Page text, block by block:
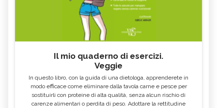
Il mio quaderno di esercizi.
Veggie
In questo libro, con la guida di una dietologa, apprenderete in
modo efficace come eliminare dalla tavola carne e pesce per
sostituirli con proteine di alta qualità, senza alcun rischio di
carenze alimentari o perdita di peso. Adottare la rettitudine